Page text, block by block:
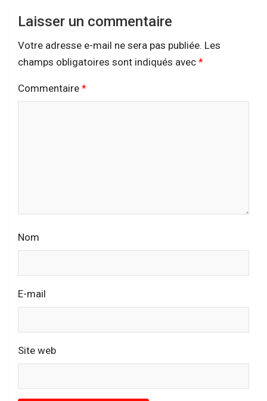
Laisser un commentaire
Votre adresse e-mail ne sera pas publiée. Les
champs obligatoires sont indiqués avec *
Commentaire *
Nom
E-mail
Site web